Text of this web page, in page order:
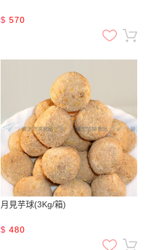
$ 570
月見芋球(3Kg/箱)
$ 480